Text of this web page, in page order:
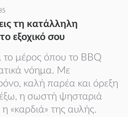
τη κατάλληλη
εξοχικό σου
το μέρος όπου το BBQ
νόημα. Με
καλή παρέα και όρεξη
η σωστή ψησταριά
η «καρδιά» της αυλής.